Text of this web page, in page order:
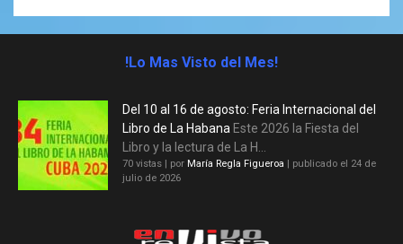
!Lo Mas Visto del Mes!
Del 10 al 16 de agosto: Feria Internacional del
Libro de La Habana Este 2026 la Fiesta del
Libro y la lectura de La H...
70 vistas | por María Regla Figueroa | publicado el 24 de
julio de 2026